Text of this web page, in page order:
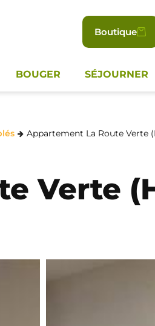
Boutique
BOUGER SÉJOURNER
Appartement La Route Verte
Verte